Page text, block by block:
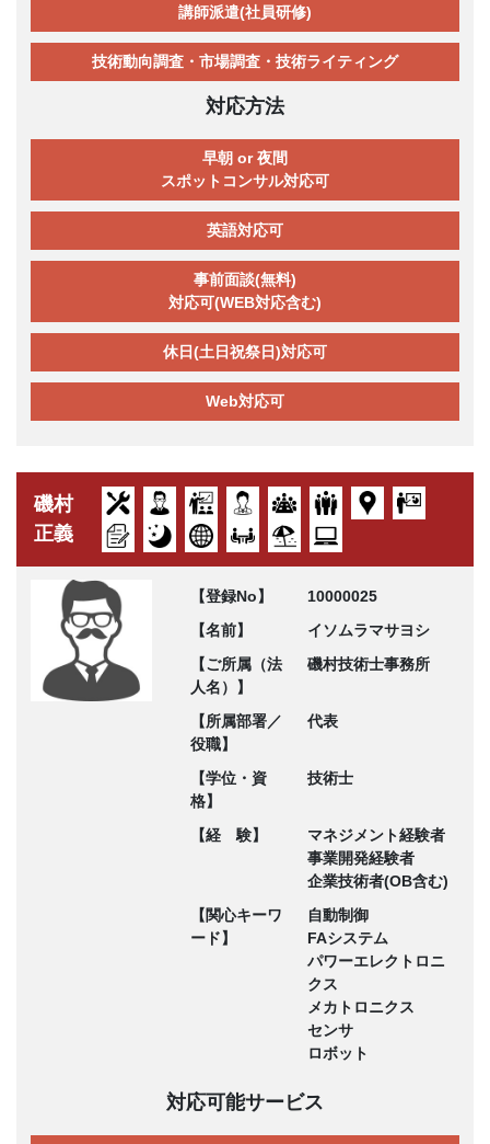
講師派遣(社員研修)
技術動向調査・市場調査・技術ライティング
対応方法
早朝 or 夜間
スポットコンサル対応可
英語対応可
事前面談(無料)
対応可(WEB対応含む)
休日(土日祝祭日)対応可
Web対応可
磯村
正義
【登録No】
10000025
【名前】
イソムラマサヨシ
【ご所属（法
人名）】
磯村技術士事務所
【所属部署／
役職】
代表
【学位・資
格】
技術士
【経 験】
マネジメント経験者
事業開発経験者
企業技術者(OB含む)
【関心キーワ
ード】
自動制御
FAシステム
パワーエレクトロニ
クス
メカトロニクス
センサ
ロボット
対応可能サービス